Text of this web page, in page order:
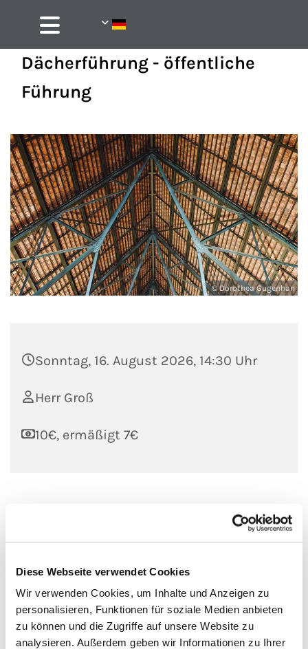
Diese Webseite verwendet Cookies
Wir verwenden Cookies, um Inhalte und Anzeigen zu
personalisieren, Funktionen für soziale Medien anbieten
zu können und die Zugriffe auf unsere Website zu
analysieren. Außerdem geben wir Informationen zu Ihrer
Dächerführung - öffentliche
Führung
© Dorothea Gugenhan
Sonntag, 16. August 2026, 14:30 Uhr
Herr Groß
10€, ermäßigt 7€
eine Führung in die Dächer des Ulmer Münsters eröffnet. Zu
sehen sind der Dachstühle aus Stahl, historische Werkstätten
Modellen von Steinmetzarbeiten und mittelalterlichen
jüdischen Grabsteinen. Oben angekommen, eröffnet sich den
Besuchenden ein großartiger Rundblick auf die Stadt Ulm
und Umgebung. Bei gutem Wetter sind sogar die Alpen zu
sehen.